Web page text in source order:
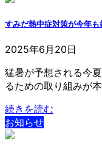
すみだ熱中症対策が今年
2025年6月20日
猛暑が予想される今
るための取り組みが
続きを読む
お知らせ